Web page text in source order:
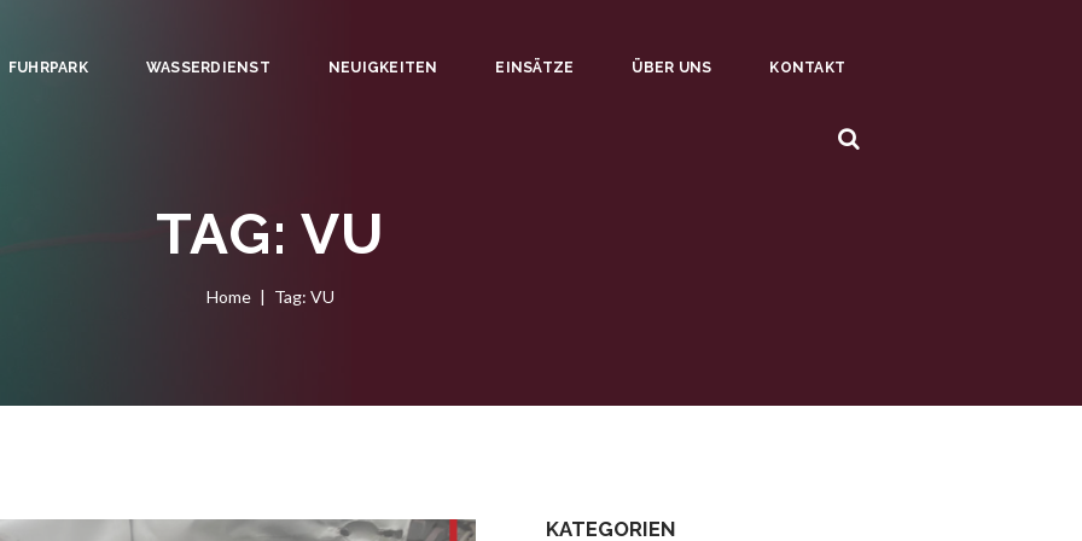
FUHRPARK WASSERDIENST NEUIGKEITEN EINSÄTZE ÜBER UNS KONTAKT
TAG: VU
Home Tag: VU
KATEGORIEN